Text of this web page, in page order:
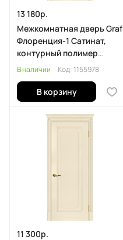
13 180р.
Межкомнатная дверь Graf
Флоренция-1 Сатинат,
контурный полимер
золото Магнолия (2000 х
В наличии Код: 1155978
В корзину
11 300р.